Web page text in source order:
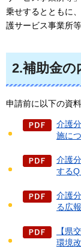
乗せするとともに
護サービス事業所
2.補助金の
申請前に以下の資
介護
施に
介護
するQ
介護
る広
【県
環境